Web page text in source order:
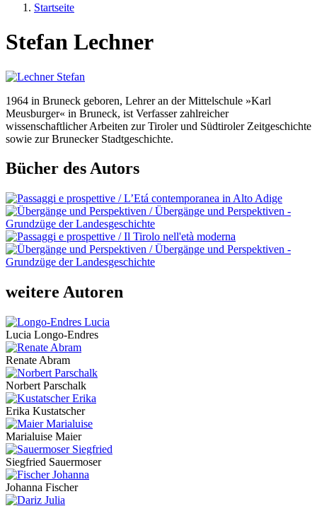
Startseite
Stefan Lechner
1964 in Bruneck geboren, Lehrer an der Mittelschule »Karl
Meusburger« in Bruneck, ist Verfasser zahlreicher
wissenschaftlicher Arbeiten zur Tiroler und Südtiroler Zeitgeschichte
sowie zur Brunecker Stadtgeschichte.
Bücher des Autors
weitere Autoren
Lucia Longo-Endres
Renate Abram
Norbert Parschalk
Erika Kustatscher
Marialuise Maier
Siegfried Sauermoser
Johanna Fischer